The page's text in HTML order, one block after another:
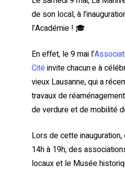
de son local, à
l’Académie ! 🎓
En effet, le 9 mai l’
Citéinvite chacun·e à
vieux Lausanne, qui a
travaux de
de verdure et de mobilité
Lors de cette
14h à 19h, des
locaux et le Musée